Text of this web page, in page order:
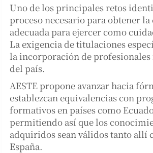
Uno de los principales retos
proceso necesario para obtener
adecuada para ejercer como
La exigencia de titulaciones
la incorporación de
del país.
AESTE propone avanzar hacia
establezcan equivalencias con
formativos en países como
permitiendo así que los
adquiridos sean válidos tanto allí
España.